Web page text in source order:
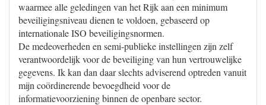
waarmee alle geledingen van het Rijk aan een minimum
beveiligingsniveau dienen te voldoen, gebaseerd op
internationale ISO beveiligingsnormen.
De medeoverheden en semi-publieke instellingen zijn zelf
verantwoordelijk voor de beveiliging van hun vertrouwelijke
gegevens. Ik kan dan daar slechts adviserend optreden vanuit
mijn coördinerende bevoegdheid voor de
informatievoorziening binnen de openbare sector.